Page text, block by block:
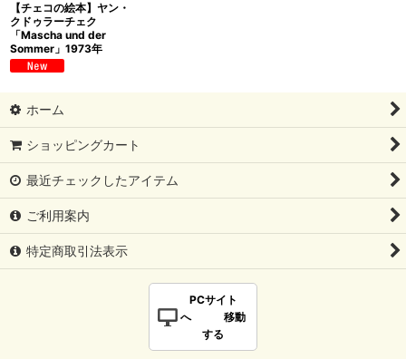
【チェコの絵本】ヤン・
クドゥラーチェク
「Mascha und der
Sommer」1973年
ホーム
ショッピングカート
最近チェックしたアイテム
ご利用案内
特定商取引法表示
PCサイト
へ 移動
する